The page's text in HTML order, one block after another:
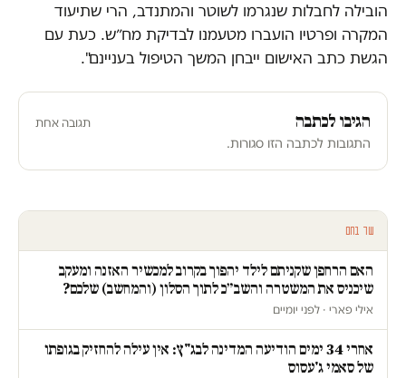
הובילה לחבלות שנגרמו לשוטר והמתנדב, הרי שתיעוד
המקרה ופרטיו הועברו מטעמנו לבדיקת מח״ש. כעת עם
הגשת כתב האישום ייבחן המשך הטיפול בעניינם".
הגיבו לכתבה תגובה אחת
התגובות לכתבה הזו סגורות.
עוד בחם
האם הרחפן שקניתם לילד יהפוך בקרוב למכשיר האזנה ומעקב
שיכניס את המשטרה והשב״כ לתוך הסלון (והמחשב) שלכם?
אילי פארי · לפני יומיים
אחרי 34 ימים הודיעה המדינה לבג"ץ: אין עילה להחזיק בגופתו
של סאמי ג'עסוס